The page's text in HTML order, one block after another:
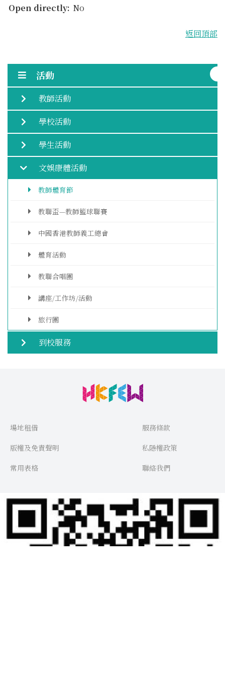
活動
教師活動
學校活動
學生活動
文娛康體活動
教師體育節
教聯盃—教師籃球聯賽
中國香港教師義工總會
體育活動
教聯合唱團
講座/工作坊/活動
旅行團
到校服務
Open directly: No
返回頂部
場地租借
服務條款
版權及免責聲明
私隱權政策
常用表格
聯絡我們